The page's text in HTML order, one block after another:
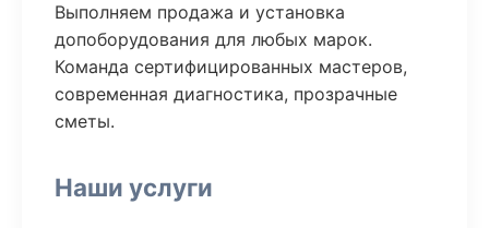
Выполняем продажа и установка
допоборудования для любых марок.
Команда сертифицированных мастеров,
современная диагностика, прозрачные
сметы.
Наши услуги